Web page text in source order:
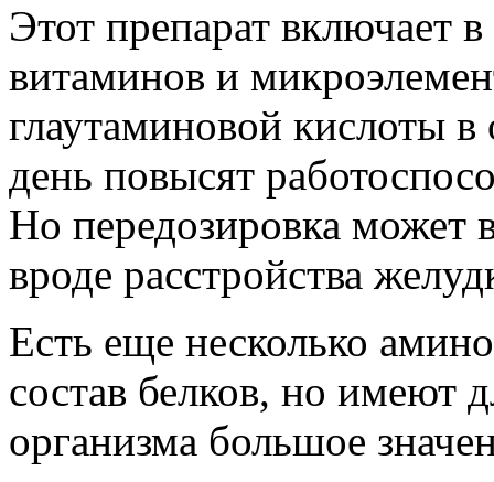
Этот препарат включает
витаминов и
глаутаминовой кислоты в
день повысят
Но передозировка может
вроде расстройства
Есть еще несколько
состав белков, но имеют
организма большое